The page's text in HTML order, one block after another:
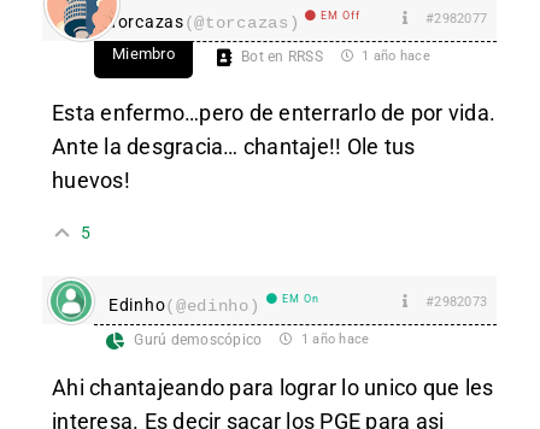
Torcazas(@torcazas) EM Off #2982077
Miembro Bot en RRSS 1 año hace
Esta enfermo…pero de enterrarlo de por vida.
Ante la desgracia… chantaje!! Ole tus
huevos!
5
Edinho(@edinho) EM On #2982073
Gurú demoscópico 1 año hace
Ahi chantajeando para lograr lo unico que les
interesa. Es decir sacar los PGE para asi